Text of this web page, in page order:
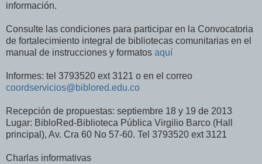
información.
Consulte las condiciones para participar en la Convocatoria
de fortalecimiento integral de bibliotecas comunitarias en el
manual de instrucciones y formatos aquí
Informes: tel 3793520 ext 3121 o en el correo
coordservicios@biblored.edu.co
Recepción de propuestas: septiembre 18 y 19 de 2013
Lugar: BibloRed-Biblioteca Pública Virgilio Barco (Hall
principal), Av. Cra 60 No 57-60. Tel 3793520 ext 3121
Charlas informativas